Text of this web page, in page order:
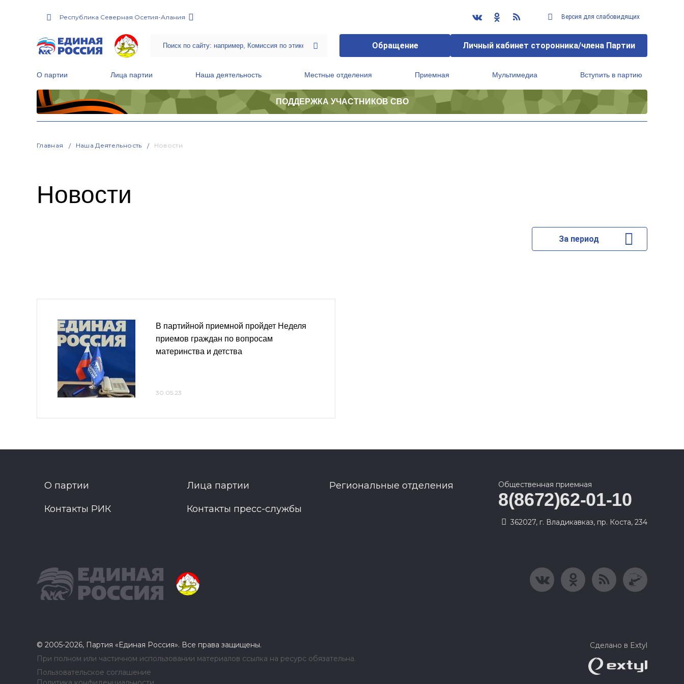
Республика Северная Осетия-Алания Версия для слабовидящих
Обращение Личный кабинет сторонника/члена Партии
О партии Лица партии Наша деятельность Местные отделения Приемная Мультимедиа Вступить в партию
ПОДДЕРЖКА УЧАСТНИКОВ СВО
Главная Наша Деятельность Новости
Новости
За период
В партийной приемной пройдет Неделя
приемов граждан по вопросам
материнства и детства
30.05.23
О партии Лица партии Региональные отделения
Контакты РИК Контакты пресс-службы
Общественная приемная
8(8672)62-01-10
362027, г. Владикавказ, пр. Коста, 234
© 2005-2026, Партия «Единая Россия». Все права защищены.
При полном или частичном использовании материалов ссылка на ресурс обязательна.
Пользовательское соглашение
Сделано в Extyl